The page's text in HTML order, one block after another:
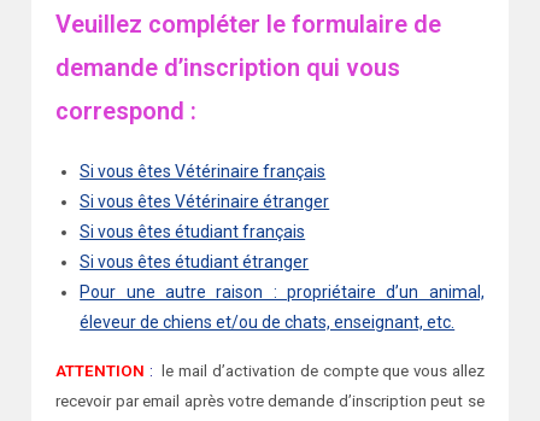
Veuillez compléter le formulaire de
demande d’inscription qui vous
correspond :
Si vous êtes Vétérinaire français
Si vous êtes Vétérinaire étranger
Si vous êtes étudiant français
Si vous êtes étudiant étranger
Pour une autre raison : propriétaire d’un animal,
éleveur de chiens et/ou de chats, enseignant, etc.
ATTENTION :
le mail d’activation de compte que vous allez
recevoir par email après votre demande d’inscription peut se